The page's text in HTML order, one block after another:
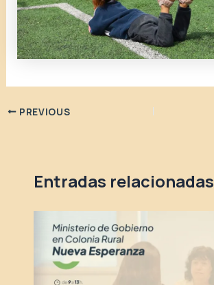
PREVIOUS
Entradas relacionadas